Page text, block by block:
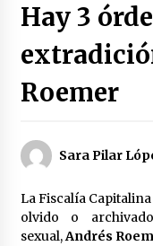
3
en
3
Hay 3
Roemer
Sara Pilar
La Fiscalía
olvido o
sexual,Andrés